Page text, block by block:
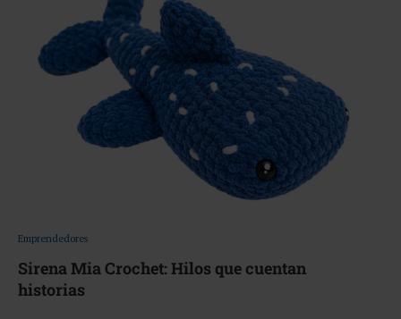
Emprendedores
Sirena Mia Crochet: Hilos que cuentan
historias